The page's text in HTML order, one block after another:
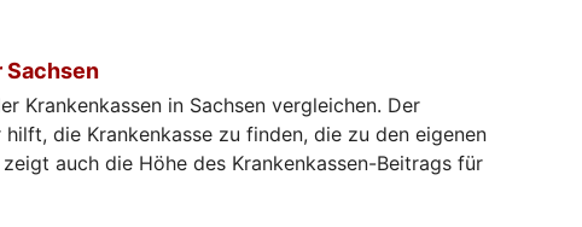
Sachsen
Krankenkassen in Sachsen vergleichen. Der
hilft, die Krankenkasse zu finden, die zu den eigenen
auch die Höhe des Krankenkassen-Beitrags für